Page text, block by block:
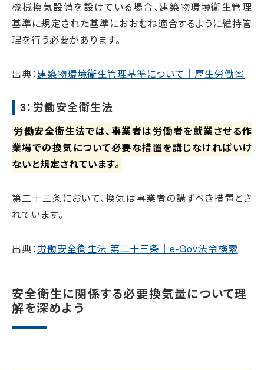
機械換気設備を設けている場合、建築物環境衛生管理
基準に規定された基準におおむね適合するように維持管
理を行う必要があります。
出典：建築物環境衛生管理基準について｜厚生労働省
3：労働安全衛生法
労働安全衛生法では、事業者は労働者を就業させる作
業場での換気について必要な措置を講じなければいけ
ないと規定されています。
第二十三条において、換気は事業者の講ずべき措置とさ
れています。
出典：労働安全衛生法 第二十三条｜e-Gov法令検索
安全衛生に関係する必要換気量について理
解を深めよう